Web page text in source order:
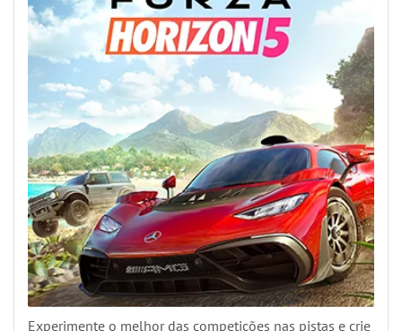
Experimente o melhor das competições nas pistas e crie